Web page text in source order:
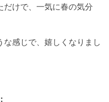
だけで、一気に春の気分
感じで、嬉しくなりまし